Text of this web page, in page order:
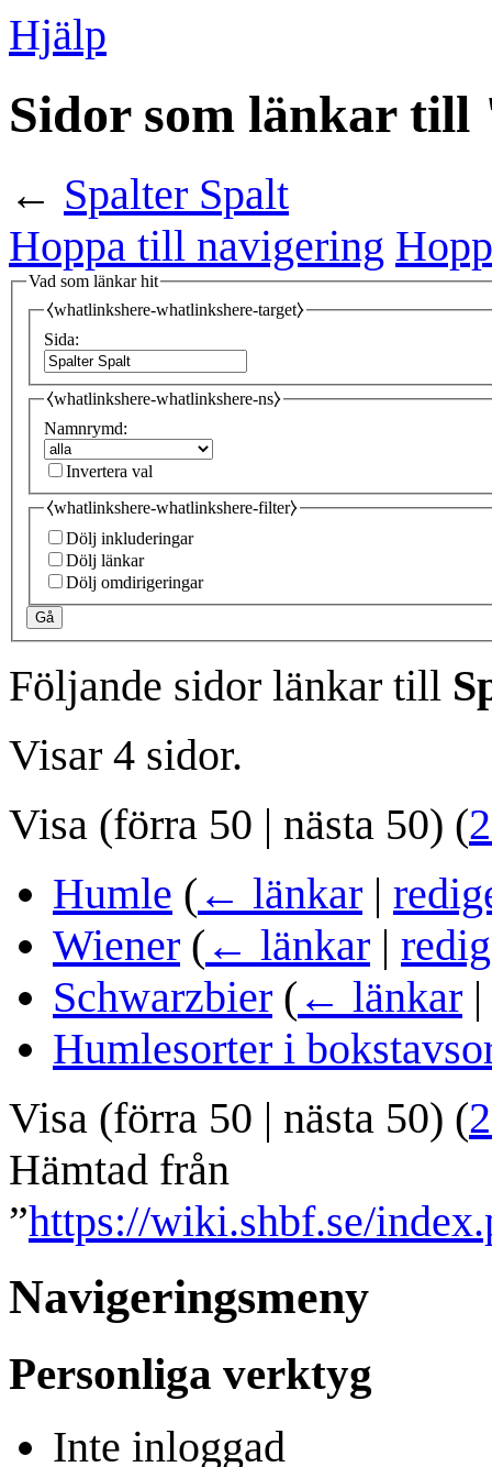
Hjälp
Sidor som länkar
← Spalter Spalt
Hoppa till navigering
Vad som länkar hit
⧼whatlinkshere-whatlinkshere-target⧽
Sida:
⧼whatlinkshere-whatlinkshere-ns⧽
Namnrymd:
Invertera val
⧼whatlinkshere-whatlinkshere-filter⧽
Dölj inkluderingar
Dölj länkar
Dölj omdirigeringar
Gå
Följande sidor länkar till
Visar 4 sidor.
Visa (förra 50 | nästa 50) (
Humle ( ← länkar |
Wiener ( ← länkar |
Schwarzbier ( ← länkar |
Humlesorter i
Visa (förra 50 | nästa 50) (
Hämtad från
”https://wiki.shbf.se/
Navigeringsmeny
Personliga verktyg
Inte inloggad